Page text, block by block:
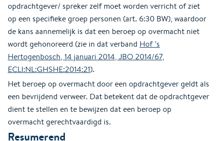
opdrachtgever/ spreker zelf moet worden verricht of ziet
op een specifieke groep personen (art. 6:30 BW), waardoor
de kans aannemelijk is dat een beroep op overmacht niet
wordt gehonoreerd (zie in dat verband Hof ’s
Hertogenbosch, 14 januari 2014, JBO 2014/67,
ECLI:NL:GHSHE:2014:21).
Het beroep op overmacht door een opdrachtgever geldt als
een bevrijdend verweer. Dat betekent dat de opdrachtgever
dient te stellen en te bewijzen dat een beroep op
overmacht gerechtvaardigd is.
Resumerend